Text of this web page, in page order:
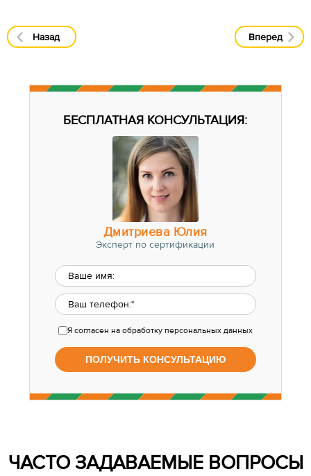
Назад Вперед
БЕСПЛАТНАЯ КОНСУЛЬТАЦИЯ:
Дмитриева Юлия
Эксперт по сертификации
Я согласен на обработку персональных данных
ЧАСТО ЗАДАВАЕМЫЕ ВОПРОСЫ